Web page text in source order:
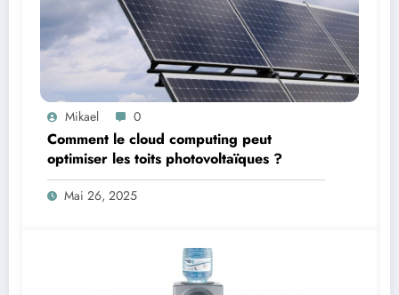
Mikael 0
Comment le cloud computing peut
optimiser les toits photovoltaïques ?
Mai 26, 2025